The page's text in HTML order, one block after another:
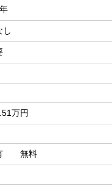
し
万円
無料